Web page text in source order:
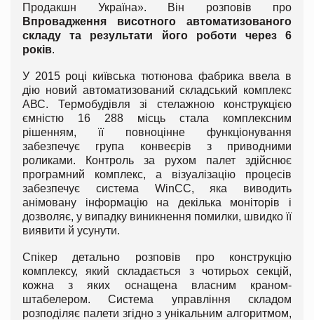
Продакшн Україна». Він розповів про
Впровадження висотного автоматизованого
складу та результати його роботи через 6
років.
У 2015 році київська тютюнова фабрика ввела в
дію новий автоматизований складський комплекс
АВС. Термобудівля зі стелажною конструкцією
ємністю 16 288 місць стала комплексним
рішенням, її повноцінне функціонування
забезпечує група конвеєрів з приводними
роликами. Контроль за рухом палет здійснює
програмний комплекс, а візуалізацію процесів
забезпечує система WinCC, яка виводить
анімовану інформацію на декілька моніторів і
дозволяє, у випадку виникнення помилки, швидко її
виявити й усунути.
Спікер детально розповів про конструкцію
комплексу, який складається з чотирьох секцій,
кожна з яких оснащена власним краном-
штабелером. Система управління складом
розподіляє палети згідно з унікальним алгоритмом,